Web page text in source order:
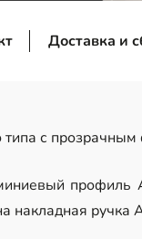
Доставка и
с
накладная